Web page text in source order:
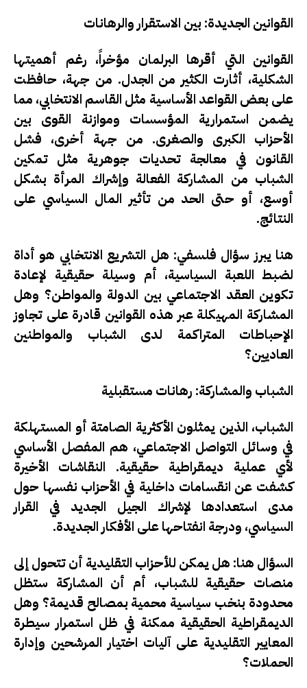
القوانين الجديدة: بين الاستقرار والرهانات
القوانين التي أقرها البرلمان مؤخراً، رغم أهميتها
الشكلية، أثارت الكثير من الجدل. من جهة، حافظت
على بعض القواعد الأساسية مثل القاسم الانتخابي، مما
يضمن استمرارية المؤسسات وموازنة القوى بين
الأحزاب الكبرى والصغرى. من جهة أخرى، فشل
القانون في معالجة تحديات جوهرية مثل تمكين
الشباب من المشاركة الفعالة وإشراك المرأة بشكل
أوسع، أو حتى الحد من تأثير المال السياسي على
النتائج.
هنا يبرز سؤال فلسفي: هل التشريع الانتخابي هو أداة
لضبط اللعبة السياسية، أم وسيلة حقيقية لإعادة
تكوين العقد الاجتماعي بين الدولة والمواطن؟ وهل
المشاركة المهيكلة عبر هذه القوانين قادرة على تجاوز
الإحباطات المتراكمة لدى الشباب والمواطنين
العاديين؟
الشباب والمشاركة: رهانات مستقبلية
الشباب، الذين يمثلون الأكثرية الصامتة أو المستهلكة
في وسائل التواصل الاجتماعي، هم المفصل الأساسي
لأي عملية ديمقراطية حقيقية. النقاشات الأخيرة
كشفت عن انقسامات داخلية في الأحزاب نفسها حول
مدى استعدادها لإشراك الجيل الجديد في القرار
السياسي، ودرجة انفتاحها على الأفكار الجديدة.
السؤال هنا: هل يمكن للأحزاب التقليدية أن تتحول إلى
منصات حقيقية للشباب، أم أن المشاركة ستظل
محدودة بنخب سياسية محمية بمصالح قديمة؟ وهل
الديمقراطية الحقيقية ممكنة في ظل استمرار سيطرة
المعايير التقليدية على آليات اختيار المرشحين وإدارة
الحملات؟